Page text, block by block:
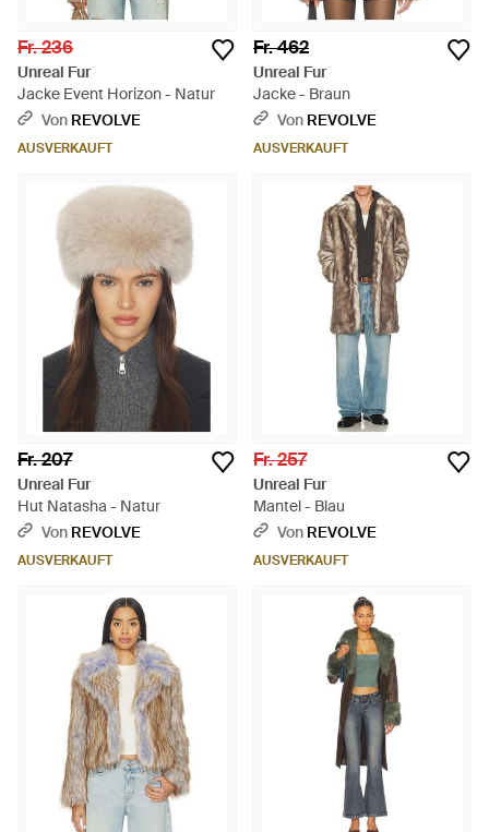
Fr. 236
Unreal Fur
Jacke Event Horizon - Natur
Von REVOLVE
AUSVERKAUFT
Fr. 462
Unreal Fur
Jacke - Braun
Von REVOLVE
AUSVERKAUFT
Fr. 207
Unreal Fur
Hut Natasha - Natur
Von REVOLVE
AUSVERKAUFT
Fr. 257
Unreal Fur
Mantel - Blau
Von REVOLVE
AUSVERKAUFT